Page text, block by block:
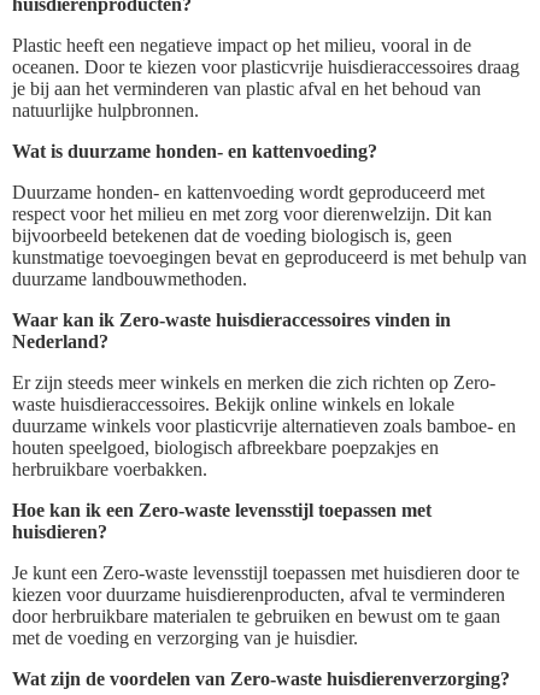
huisdierenproducten?
Plastic heeft een negatieve impact op het milieu, vooral in de
oceanen. Door te kiezen voor plasticvrije huisdieraccessoires draag
je bij aan het verminderen van plastic afval en het behoud van
natuurlijke hulpbronnen.
Wat is duurzame honden- en kattenvoeding?
Duurzame honden- en kattenvoeding wordt geproduceerd met
respect voor het milieu en met zorg voor dierenwelzijn. Dit kan
bijvoorbeeld betekenen dat de voeding biologisch is, geen
kunstmatige toevoegingen bevat en geproduceerd is met behulp van
duurzame landbouwmethoden.
Waar kan ik Zero-waste huisdieraccessoires vinden in
Nederland?
Er zijn steeds meer winkels en merken die zich richten op Zero-
waste huisdieraccessoires. Bekijk online winkels en lokale
duurzame winkels voor plasticvrije alternatieven zoals bamboe- en
houten speelgoed, biologisch afbreekbare poepzakjes en
herbruikbare voerbakken.
Hoe kan ik een Zero-waste levensstijl toepassen met
huisdieren?
Je kunt een Zero-waste levensstijl toepassen met huisdieren door te
kiezen voor duurzame huisdierenproducten, afval te verminderen
door herbruikbare materialen te gebruiken en bewust om te gaan
met de voeding en verzorging van je huisdier.
Wat zijn de voordelen van Zero-waste huisdierenverzorging?